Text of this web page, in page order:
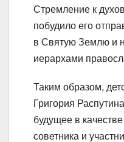
Стремление к
побудило его
в Святую Землю и
иерархами
Таким образом,
Григория
будущее в
советника и